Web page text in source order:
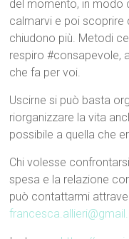
del momento, in modo
calmarvi e poi scoprire
chiudono più. Metodi
respiro #consapevole,
che fa per voi.
Uscirne si può basta
riorganizzare la vita
possibile a quella che
Chi volesse
spesa e la relazione
può contattarmi